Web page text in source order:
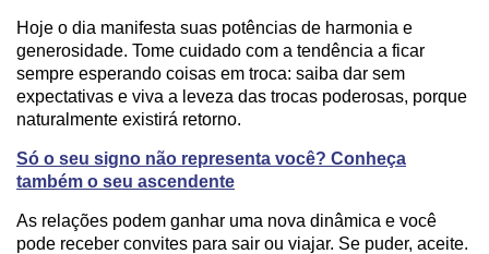
Hoje o dia manifesta suas potências de harmonia e
generosidade. Tome cuidado com a tendência a ficar
sempre esperando coisas em troca: saiba dar sem
expectativas e viva a leveza das trocas poderosas, porque
naturalmente existirá retorno.
Só o seu signo não representa você? Conheça
também o seu ascendente
As relações podem ganhar uma nova dinâmica e você
pode receber convites para sair ou viajar. Se puder, aceite.